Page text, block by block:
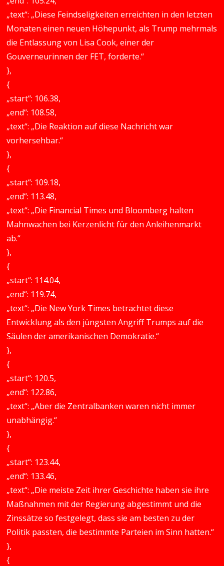
„text“: „Diese Feindseligkeiten erreichten in den letzten
Monaten einen neuen Höhepunkt, als Trump mehrmals
die Entlassung von Lisa Cook, einer der
Gouverneurinnen der FET, forderte.“
},
{
„start“: 106.38,
„end“: 108.58,
„text“: „Die Reaktion auf diese Nachricht war
vorhersehbar.“
},
{
„start“: 109.18,
„end“: 113.48,
„text“: „Die Financial Times und Bloomberg halten
Mahnwachen bei Kerzenlicht für den Anleihenmarkt
ab.“
},
{
„start“: 114.04,
„end“: 119.74,
„text“: „Die New York Times betrachtet diese
Entwicklung als den jüngsten Angriff Trumps auf die
Säulen der amerikanischen Demokratie.“
},
{
„start“: 120.5,
„end“: 122.86,
„text“: „Aber die Zentralbanken waren nicht immer
unabhängig.“
},
{
„start“: 123.44,
„end“: 133.46,
„text“: „Die meiste Zeit ihrer Geschichte haben sie ihre
Maßnahmen mit der Regierung abgestimmt und die
Zinssätze so festgelegt, dass sie am besten zu der
Politik passten, die bestimmte Parteien im Sinn hatten.“
},
{